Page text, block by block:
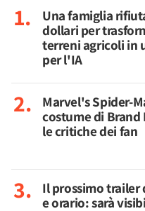
Una famiglia
dollari per
terreni agricoli in
per l'IA
Marvel's Spider-
costume di Brand
le critiche dei fan
Il prossimo trailer
e orario: sarà